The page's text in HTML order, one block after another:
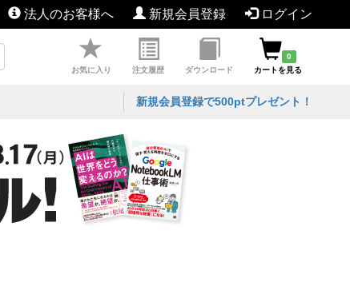
法人のお客様へ 新規会員登録 ログイン
お気に入り 注文履歴 ダウンロード
0
カートを見る
新規会員登録で500ptプレゼント！